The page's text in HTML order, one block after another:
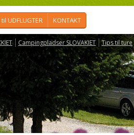
UDFLUGTER KONTAKT
Campingpladser SLOVAKIET Tips til ture